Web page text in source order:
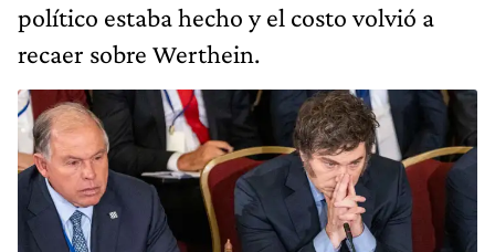
político estaba hecho y el costo volvió a
recaer sobre Werthein.